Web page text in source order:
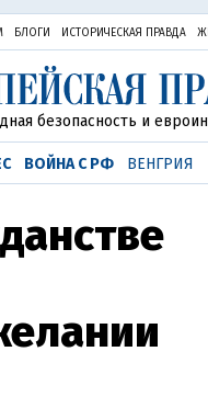
БЛОГИ ИСТОРИЧЕСКАЯ ПРАВДА
безопасность и
ВОЙНА С РФ ВЕНГРИЯ